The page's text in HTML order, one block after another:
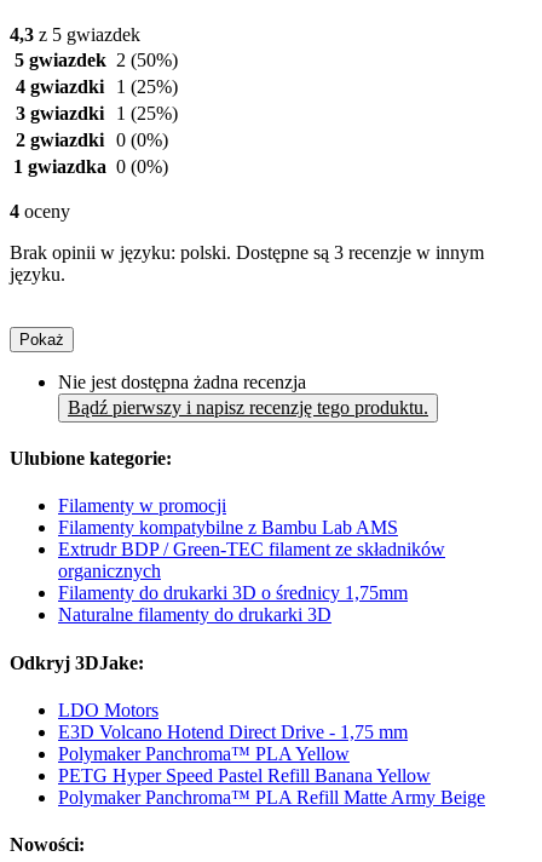
4,3 z 5 gwiazdek
5 gwiazdek 2 (50%)
4 gwiazdki
1 (25%)
3 gwiazdki
1 (25%)
2 gwiazdki 0 (0%)
1 gwiazdka 0 (0%)
4 oceny
Brak opinii w języku: polski. Dostępne są 3 recenzje w innym
języku.
Pokaż
Nie jest dostępna żadna recenzja
Bądź pierwszy i napisz recenzję tego produktu.
Ulubione kategorie:
Filamenty w promocji
Filamenty kompatybilne z Bambu Lab AMS
Extrudr BDP / Green-TEC filament ze składników
organicznych
Filamenty do drukarki 3D o średnicy 1,75mm
Naturalne filamenty do drukarki 3D
Odkryj 3DJake:
LDO Motors
E3D Volcano Hotend Direct Drive - 1,75 mm
Polymaker Panchroma™ PLA Yellow
PETG Hyper Speed Pastel Refill Banana Yellow
Polymaker Panchroma™ PLA Refill Matte Army Beige
Nowości: